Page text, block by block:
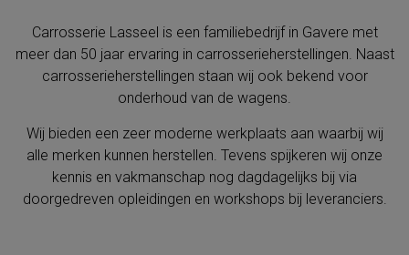
Carrosserie Lasseel is een familiebedrijf in Gavere met
meer dan 50 jaar ervaring in carrosserieherstellingen. Naast
carrosserieherstellingen staan wij ook bekend voor
onderhoud van de wagens.
Wij bieden een zeer moderne werkplaats aan waarbij wij
alle merken kunnen herstellen. Tevens spijkeren wij onze
kennis en vakmanschap nog dagdagelijks bij via
doorgedreven opleidingen en workshops bij leveranciers.